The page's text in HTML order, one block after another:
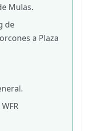
Mulas.
de
a Plaza